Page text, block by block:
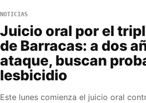
NOTICIAS
Juicio oral por el
de Barracas: a dos
ataque, buscan
lesbicidio
Este lunes comienza el juicio oral